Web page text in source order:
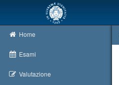
Home
Esami
Valutazione